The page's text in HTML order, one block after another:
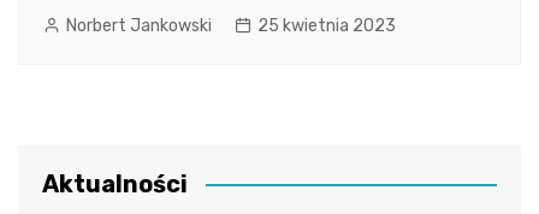
Norbert Jankowski 25 kwietnia 2023
Aktualności